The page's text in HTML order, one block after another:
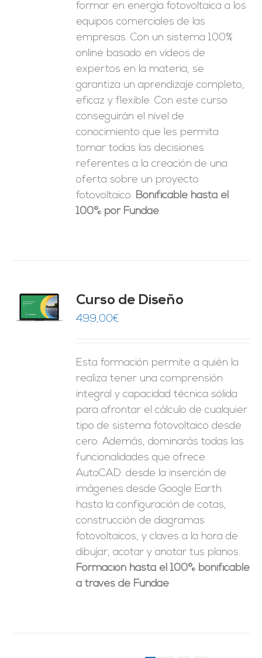
formar en energía fotovoltaica a los
equipos comerciales de las
empresas. Con un sistema 100%
online basado en vídeos de
expertos en la materia, se
garantiza un aprendizaje completo,
eficaz y flexible. Con este curso
conseguirán el nivel de
conocimiento que les permita
tomar todas las decisiones
referentes a la creación de una
oferta sobre un proyecto
fotovoltaico. Bonificable hasta el
100% por Fundae.
Curso de Diseño
499,00€
Esta formación permite a quién la
realiza tener una comprensión
integral y capacidad técnica sólida
para afrontar el cálculo de cualquier
tipo de sistema fotovoltaico desde
cero. Además, dominarás todas las
funcionalidades que ofrece
AutoCAD: desde la inserción de
imágenes desde Google Earth
hasta la configuración de cotas,
construcción de diagramas
fotovoltaicos, y claves a la hora de
dibujar, acotar y anotar tus planos.
Formación hasta el 100% bonificable
a través de Fundae